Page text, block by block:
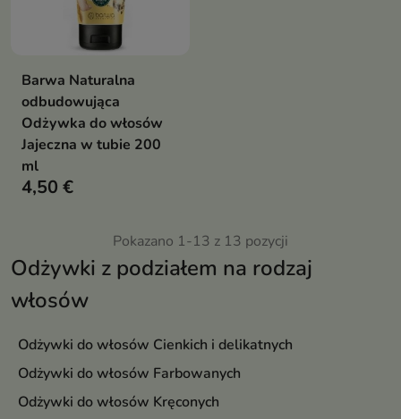
Odżywki z podziałem na rodzaj
włosów
Odżywki do włosów Cienkich i delikatnych
Odżywki do włosów Farbowanych
Odżywki do włosów Kręconych
Barwa Naturalna
odbudowująca
Odżywka do włosów
Jajeczna w tubie 200
ml
4,50 €
Pokazano 1-13 z 13 pozycji